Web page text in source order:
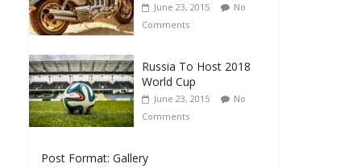
June 23, 2015
No
Comments
Russia To Host 2018
World Cup
June 23, 2015
No
Comments
Post Format: Gallery